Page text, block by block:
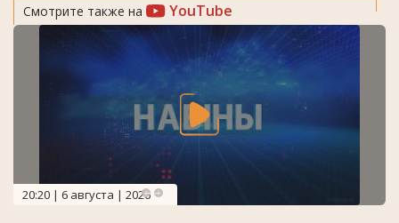
Смотрите также на YouTube
20:20 | 6 августа | 2026